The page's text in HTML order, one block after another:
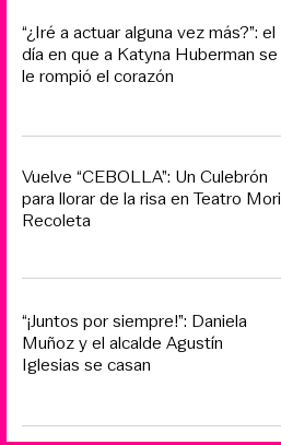
“¿Iré a actuar alguna vez más?”: el
día en que a Katyna Huberman se
le rompió el corazón
Vuelve “CEBOLLA”: Un Culebrón
para llorar de la risa en Teatro Mori
Recoleta
“¡Juntos por siempre!”: Daniela
Muñoz y el alcalde Agustín
Iglesias se casan